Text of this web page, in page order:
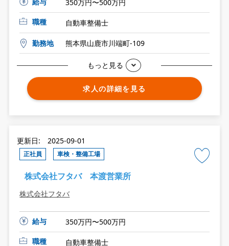
350万円〜500万円
職種
自動車整備士
勤務地 熊本県山鹿市川端町-109
もっと見る
求人の詳細を見る
更新日: 2025-09-01
正社員 車検・整備工場
株式会社フタバ 本渡営業所
株式会社フタバ
給与
350万円〜500万円
職種
自動車整備士